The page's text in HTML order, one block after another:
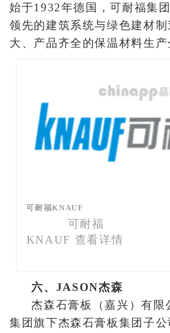
始于1932年德国，可耐福集
领先的建筑系统与绿色建材
大、产品齐全的保温材料生产
可耐福KNAUF
可耐福
KNAUF 查看详情
六、JASON杰森
杰森石膏板（嘉兴）有限
集团旗下杰森石膏板集团子公